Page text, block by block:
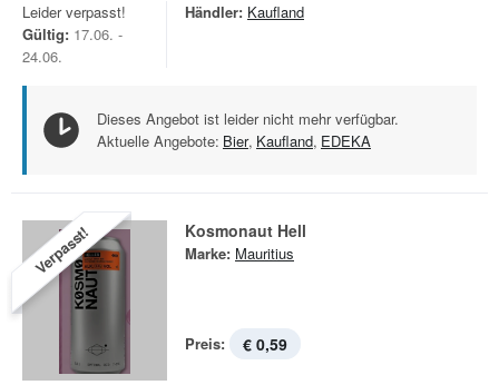
Leider verpasst!
Gültig: 17.06. -
24.06.
Händler: Kaufland
Dieses Angebot ist leider nicht mehr verfügbar.
Aktuelle Angebote: Bier, Kaufland, EDEKA
Verpasst! Kosmonaut Hell
Marke: Mauritius
Preis: € 0,59